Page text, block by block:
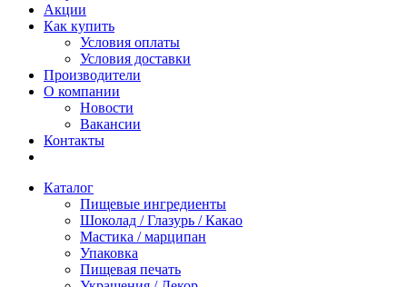
Акции
Как купить
Условия оплаты
Условия доставки
Производители
О компании
Новости
Вакансии
Контакты
Каталог
Пищевые ингредиенты
Шоколад / Глазурь / Какао
Мастика / марципан
Упаковка
Пищевая печать